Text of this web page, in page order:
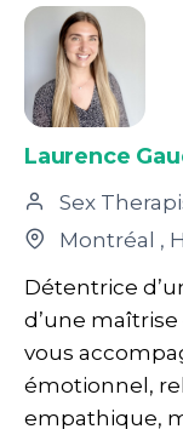
Laurence
Sex
Montréal ,
Détentrice
d’une maîtrise
vous
émotionnel,
empathique,